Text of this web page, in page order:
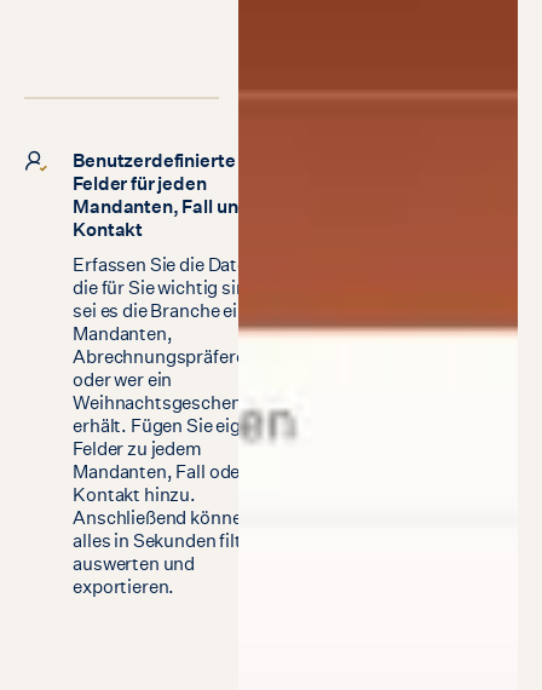
Benutzerdefinierte
Felder für jeden
Mandanten, Fall und
Kontakt
Erfassen Sie die Daten,
die für Sie wichtig sind –
sei es die Branche eines
Mandanten,
Abrechnungspräferenzen
oder wer ein
Weihnachtsgeschenk
erhält. Fügen Sie eigene
Felder zu jedem
Mandanten, Fall oder
Kontakt hinzu.
Anschließend können Sie
alles in Sekunden filtern,
auswerten und
exportieren.